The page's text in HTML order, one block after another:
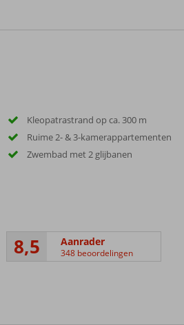
Kleopatrastrand op ca. 300 m
Ruime 2- & 3-kamerappartementen
Zwembad met 2 glijbanen
8,5 Aanrader
348 beoordelingen